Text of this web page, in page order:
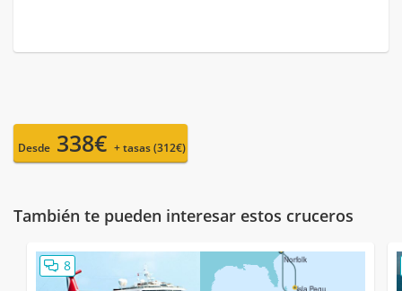
Desde 338€ + tasas (312€)
También te pueden interesar estos cruceros
8